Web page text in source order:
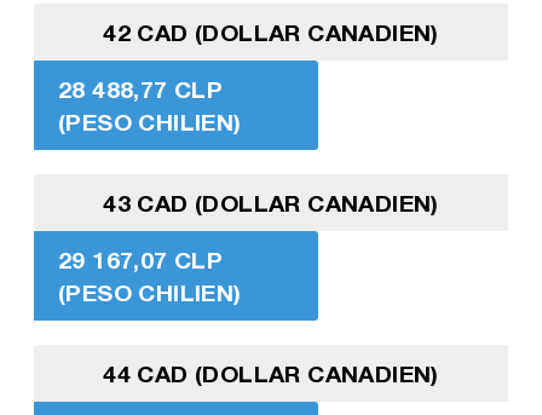
42 CAD (DOLLAR CANADIEN)
28 488,77 CLP
(PESO CHILIEN)
43 CAD (DOLLAR CANADIEN)
29 167,07 CLP
(PESO CHILIEN)
44 CAD (DOLLAR CANADIEN)